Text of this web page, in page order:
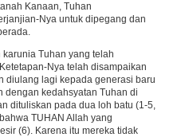
Kanaan, Tuhan
Nya untuk dipegang dan
Tuhan yang telah
Nya telah disampaikan
diulang lagi kepada generasi baru
dengan kedahsyatan Tuhan di
dituliskan pada dua loh batu (1-5,
TUHAN Allah yang
(6). Karena itu mereka tidak